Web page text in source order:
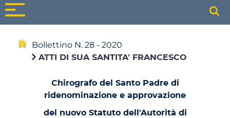
Bollettino N. 28 - 2020
ATTI DI SUA SANTITA' FRANCESCO
Chirografo del Santo Padre di
ridenominazione e approvazione
del nuovo Statuto dell'Autorità di